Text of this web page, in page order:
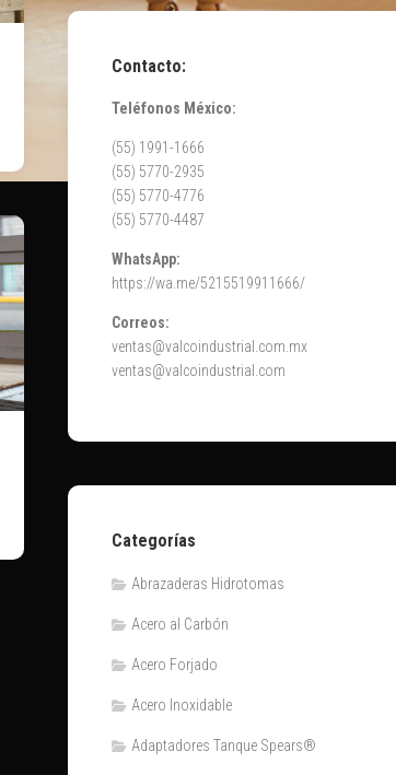
Contacto:
Teléfonos México:
(55) 1991-1666
(55) 5770-2935
(55) 5770-4776
(55) 5770-4487
WhatsApp:
https://wa.me/5215519911666/
Correos:
ventas@valcoindustrial.com.mx
ventas@valcoindustrial.com
Categorías
Abrazaderas Hidrotomas
Acero al Carbón
Acero Forjado
Acero Inoxidable
Adaptadores Tanque Spears®